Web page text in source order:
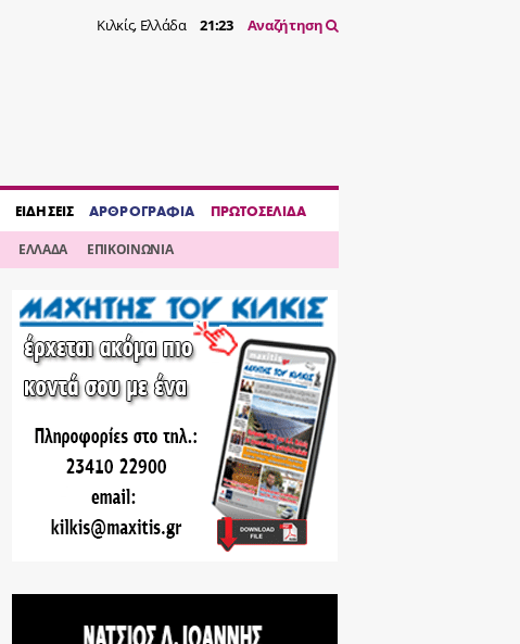
Κιλκίς, Ελλάδα 21:23 Αναζήτηση
ΕΙΔΗΣΕΙΣ ΑΡΘΡΟΓΡΑΦΙΑ ΠΡΩΤΟΣΕΛΙΔΑ
ΕΛΛΑΔΑ ΕΠΙΚΟΙΝΩΝΙΑ